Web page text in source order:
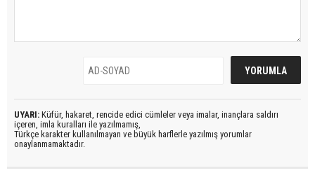
UYARI: Küfür, hakaret, rencide edici cümleler veya imalar, inançlara saldırı
içeren, imla kuralları ile yazılmamış,
Türkçe karakter kullanılmayan ve büyük harflerle yazılmış yorumlar
onaylanmamaktadır.